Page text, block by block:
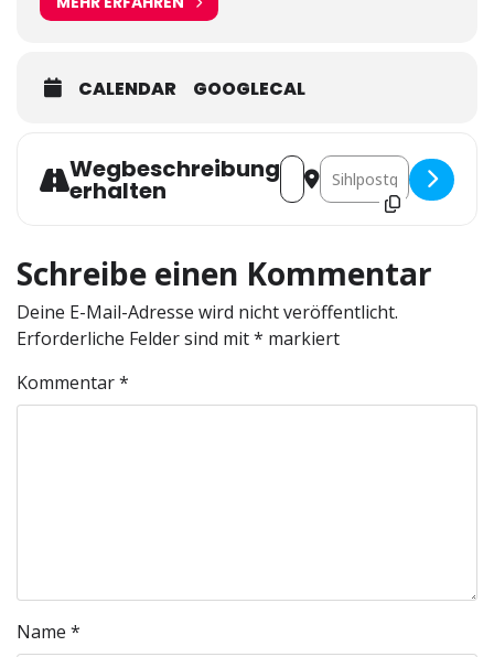
CALENDAR GOOGLECAL
Wegbeschreibung
erhalten
Address - Veranstaltung
Destination Address -
Schreibe einen Kommentar
Deine E-Mail-Adresse wird nicht veröffentlicht.
Erforderliche Felder sind mit* markiert
Kommentar*
Name *